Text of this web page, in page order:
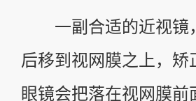
一副合适的近视镜
后移到视网膜之上，
眼镜会把落在视网膜